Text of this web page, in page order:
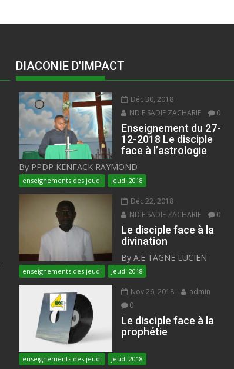
DIACONIE D'IMPACT
Déc 30, 2018
NDIE SADIE ZACHARIE
0
Enseignement du 27-
12-2018 Le disciple
face à l’astrologie
By PPDP KENFACK RAYMOND
enseignements des jeudi Jeudi 2018
Déc 22, 2018
NDIE SADIE ZACHARIE
0
Le disciple face à la
divination
By A.E TAGNE LUCIEN
enseignements des jeudi Jeudi 2018
Nov 26, 2018
admin
0
Le disciple face à la
prophétie
enseignements des jeudi Jeudi 2018